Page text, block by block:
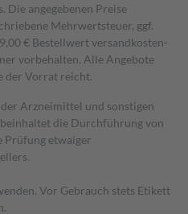
Die angegebenen Preise
Mehrwertsteuer, ggf.
€ Bestell­wert versand­kosten­
vorbehalten. Alle Angebote
der Vorrat reicht.
Arzneimittel und sonstigen
die Durchführung von
Prüfung etwaiger
Vor Gebrauch stets Etikett